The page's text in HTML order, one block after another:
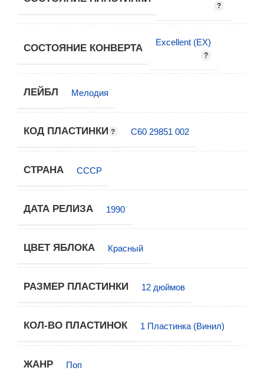
СОСТОЯНИЕ КОНВЕРТА
Excellent (EX)
ЛЕЙБЛ Мелодия
КОД ПЛАСТИНКИ С60 29851 002
СТРАНА СССР
ДАТА РЕЛИЗА 1990
ЦВЕТ ЯБЛОКА Красный
РАЗМЕР ПЛАСТИНКИ 12 дюймов
КОЛ-ВО ПЛАСТИНОК 1 Пластинка (Винил)
ЖАНР Поп